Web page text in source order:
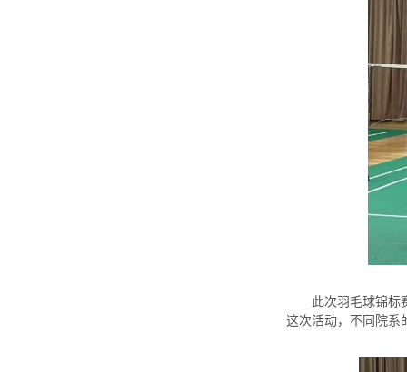
此次羽毛球锦标
这次活动，不同院系